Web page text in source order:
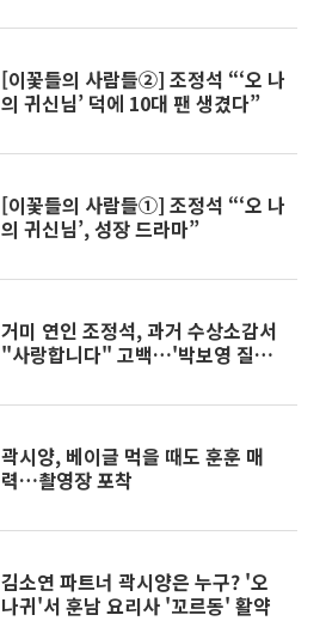
[이꽃들의 사람들②] 조정석 “‘오 나
의 귀신님’ 덕에 10대 팬 생겼다”
[이꽃들의 사람들①] 조정석 “‘오 나
의 귀신님’, 성장 드라마”
거미 연인 조정석, 과거 수상소감서
"사랑합니다" 고백…'박보영 질투
곽시양, 베이글 먹을 때도 훈훈 매
력…촬영장 포착
김소연 파트너 곽시양은 누구? '오
나귀'서 훈남 요리사 '꼬르동' 활약